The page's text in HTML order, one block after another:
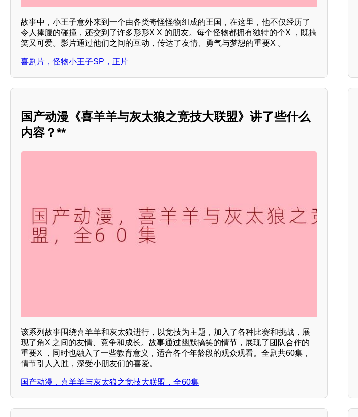
故事中，小王子意外来到一个由各类奇怪怪物组成的王国，在这里，他不仅经历了
令人捧腹的碰撞，还交到了许多形形X X 的朋友。每个怪物都拥有独特的个X ，既搞
笑又可爱。影片通过他们之间的互动，传达了友情、勇气与梦想的重要X 。
喜剧片，怪物小王子SP，正片
国产动漫《喜羊羊与灰太狼之竞技大联盟》讲了些什么
内容？**
该系列故事围绕喜羊羊和灰太狼进行，以竞技为主题，加入了各种比赛和挑战，展
现了角X 之间的友情、竞争和成长。故事通过幽默搞笑的情节，展现了团队合作的
重要X ，同时也融入了一些教育意义，适合各个年龄段的观众观看。全剧共60集，
情节引人入胜，深受小朋友们的喜爱。
国产动漫，喜羊羊与灰太狼之竞技大联盟，全60集